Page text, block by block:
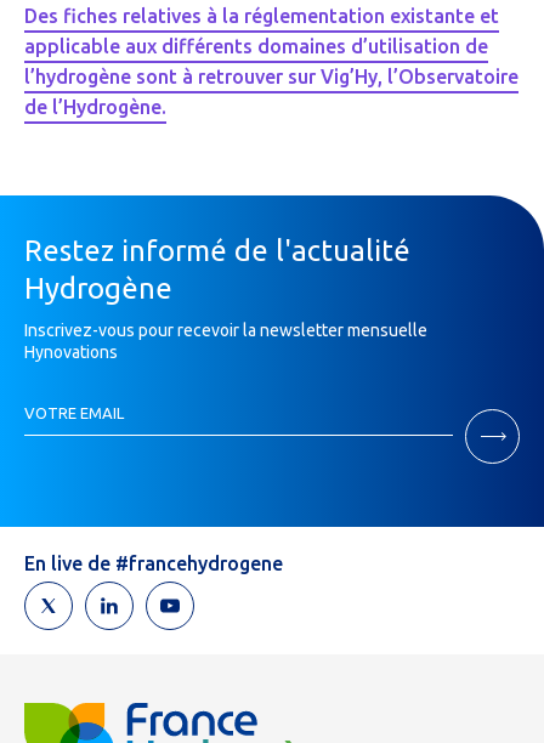
Des fiches relatives à la réglementation existante et
applicable aux différents domaines d’utilisation de
l’hydrogène sont à retrouver sur Vig’Hy, l’Observatoire
de l’Hydrogène.
Restez informé de l'actualité
Hydrogène
Inscrivez-vous pour recevoir la newsletter mensuelle
Hynovations
VOTRE EMAIL
Si
un
humain,
ne
remplissez
pas
En live de #francehydrogene